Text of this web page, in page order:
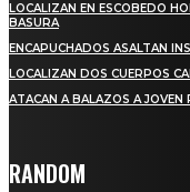
LOCALIZAN EN ESCOBEDO
BASURA
ENCAPUCHADOS ASALTAN
LOCALIZAN DOS CUERPOS
ATACAN A BALAZOS A JOVEN
RANDOM